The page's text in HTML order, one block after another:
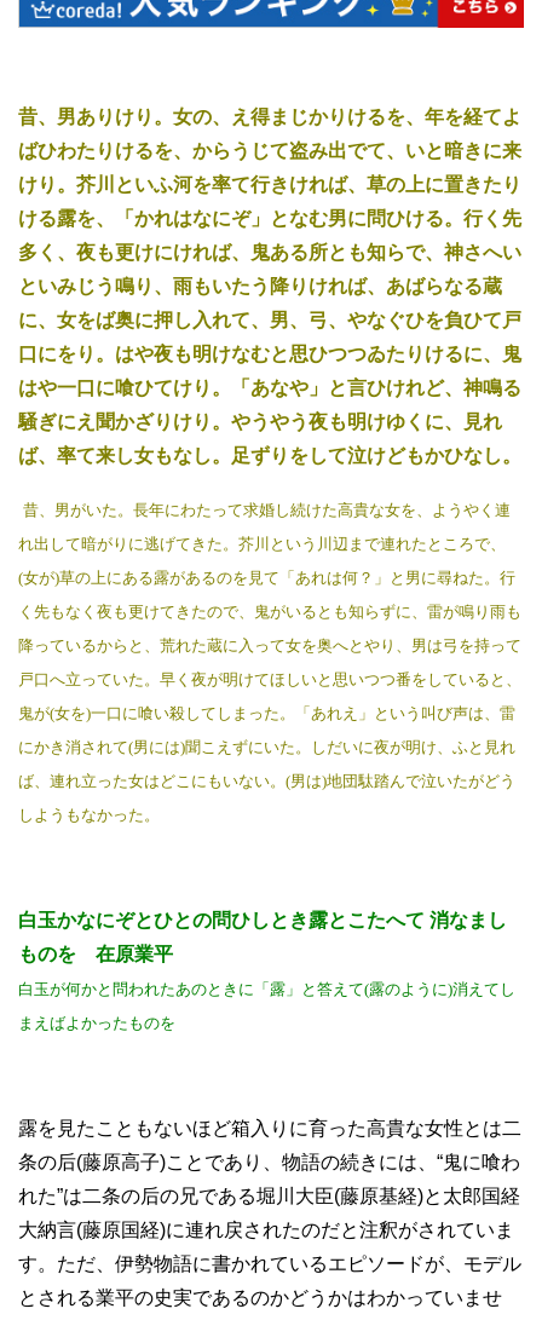
昔、男ありけり。女の、え得まじかりけるを、年を経てよ
ばひわたりけるを、からうじて盗み出でて、いと暗きに来
けり。芥川といふ河を率て行きければ、草の上に置きたり
ける露を、「かれはなにぞ」となむ男に問ひける。行く先
多く、夜も更けにければ、鬼ある所とも知らで、神さへい
といみじう鳴り、雨もいたう降りければ、あばらなる蔵
に、女をば奥に押し入れて、男、弓、やなぐひを負ひて戸
口にをり。はや夜も明けなむと思ひつつゐたりけるに、鬼
はや一口に喰ひてけり。「あなや」と言ひけれど、神鳴る
騒ぎにえ聞かざりけり。やうやう夜も明けゆくに、見れ
ば、率て来し女もなし。足ずりをして泣けどもかひなし。
昔、男がいた。長年にわたって求婚し続けた高貴な女を、ようやく連
れ出して暗がりに逃げてきた。芥川という川辺まで連れたところで、
(女が)草の上にある露があるのを見て「あれは何？」と男に尋ねた。行
く先もなく夜も更けてきたので、鬼がいるとも知らずに、雷が鳴り雨も
降っているからと、荒れた蔵に入って女を奥へとやり、男は弓を持って
戸口へ立っていた。早く夜が明けてほしいと思いつつ番をしていると、
鬼が(女を)一口に喰い殺してしまった。「あれえ」という叫び声は、雷
にかき消されて(男には)聞こえずにいた。しだいに夜が明け、ふと見れ
ば、連れ立った女はどこにもいない。(男は)地団駄踏んで泣いたがどう
しようもなかった。
白玉かなにぞとひとの問ひしとき露とこたへて 消なまし
ものを 在原業平
白玉が何かと問われたあのときに「露」と答えて(露のように)消えてし
まえばよかったものを
露を見たこともないほど箱入りに育った高貴な女性とは二
条の后(藤原高子)ことであり、物語の続きには、“鬼に喰わ
れた”は二条の后の兄である堀川大臣(藤原基経)と太郎国経
大納言(藤原国経)に連れ戻されたのだと注釈がされていま
す。ただ、伊勢物語に書かれているエピソードが、モデル
とされる業平の史実であるのかどうかはわかっていませ